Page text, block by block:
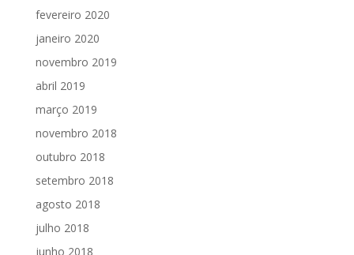
fevereiro 2020
janeiro 2020
novembro 2019
abril 2019
março 2019
novembro 2018
outubro 2018
setembro 2018
agosto 2018
julho 2018
junho 2018